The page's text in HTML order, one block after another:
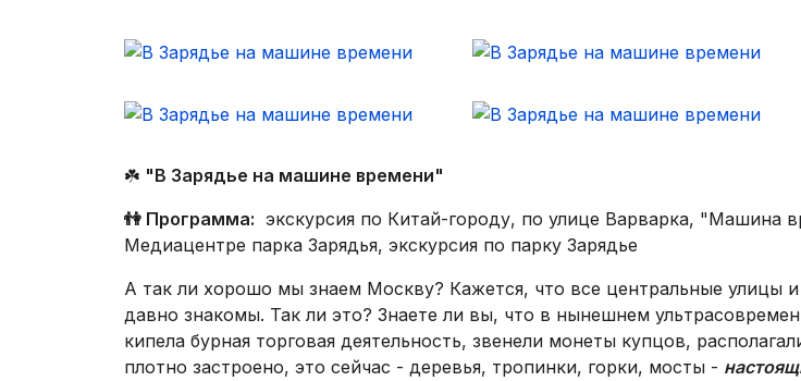
☘️ "В Зарядье на машине времени"
👫 Программа: экскурсия по Китай-городу, по улице Варварка, "Машина
Медиацентре парка Зарядья, экскурсия по парку Зарядье
А так ли хорошо мы знаем Москву? Кажется, что все центральные
давно знакомы. Так ли это? Знаете ли вы, что в нынешнем
кипела бурная торговая деятельность, звенели монеты купцов,
плотно застроено, это сейчас - деревья, тропинки, горки, мосты -